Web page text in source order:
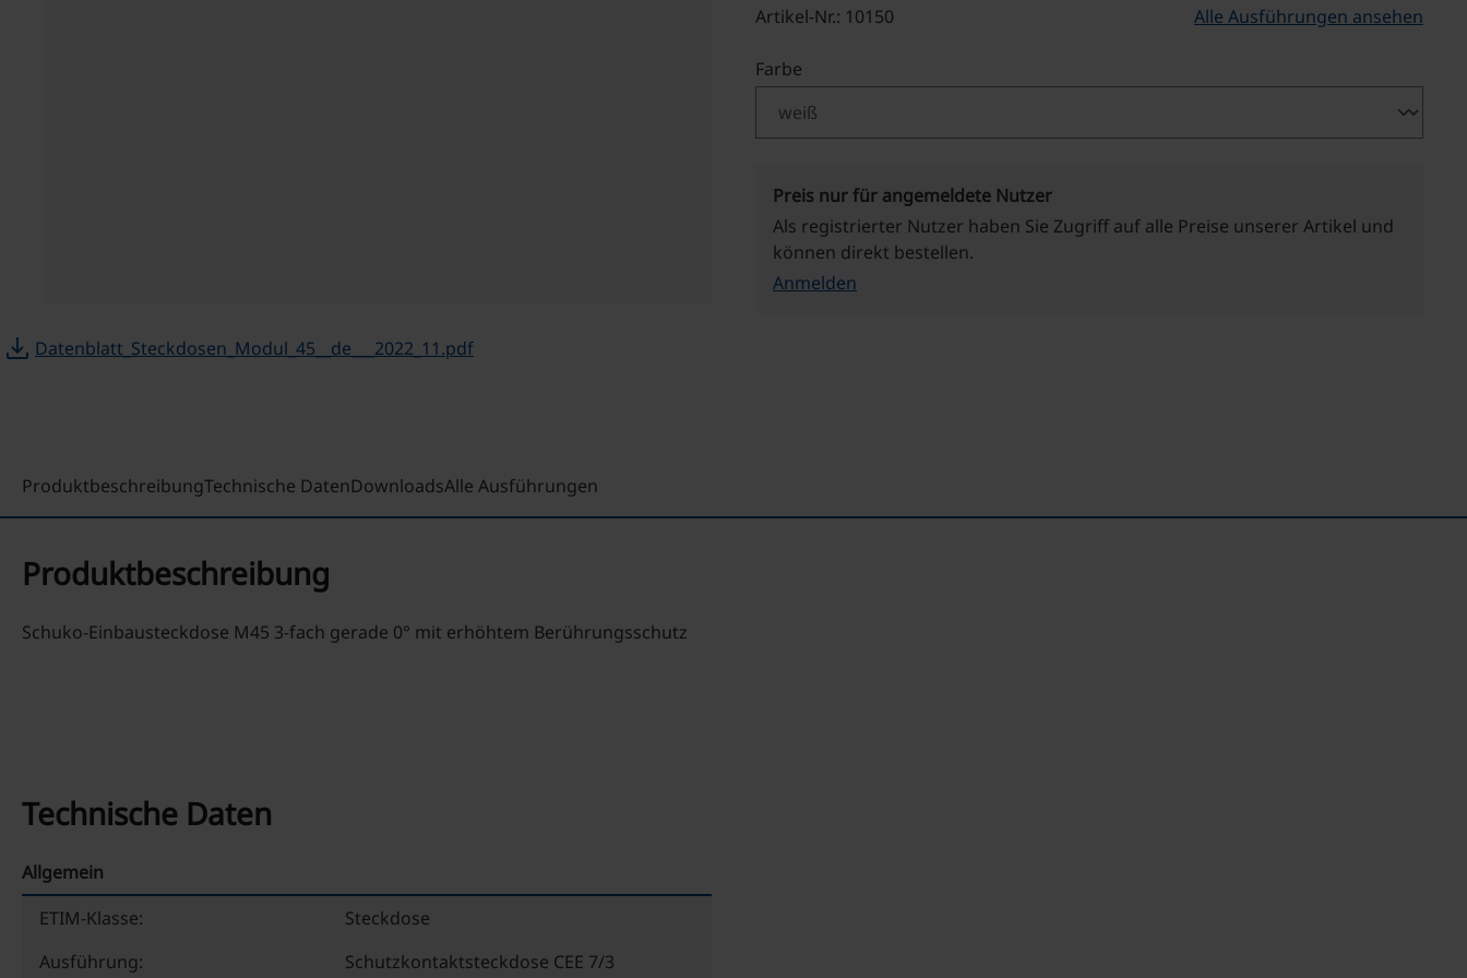
download Datenblatt_Steckdosen_Modul_45__de___2022_11.pdf
Artikel-Nr.: 10150
Alle Ausführungen ansehen
Farbe
Preis nur für angemeldete Nutzer
Als registrierter Nutzer haben Sie Zugriff auf alle Preise unserer Artikel und
können direkt bestellen.
Anmelden
ProduktbeschreibungTechnische DatenDownloadsAlle Ausführungen
Produktbeschreibung
Schuko-Einbausteckdose M45 3-fach gerade 0° mit erhöhtem Berührungsschutz
Technische Daten
Allgemein
ETIM-Klasse:
Steckdose
Ausführung:
Schutzkontaktsteckdose CEE 7/3